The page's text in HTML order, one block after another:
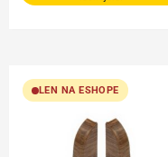
LEN NA ESHOPE